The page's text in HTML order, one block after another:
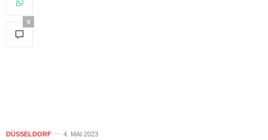
0
DÜSSELDORF 4. MAI 2023